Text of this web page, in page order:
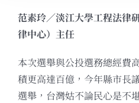
范素玲／淡江大學工程法律
律中心）主任
本次選舉與公投選務總經費
積更高達百億，今年縣市長
選舉，台灣姑不論民心是不